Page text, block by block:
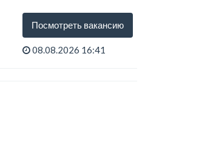
Посмотреть вакансию
08.08.2026 16:41